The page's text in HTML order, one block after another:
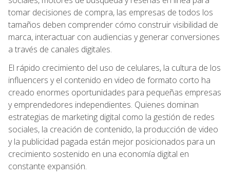
tomar decisiones de compra, las empresas de todos los
tamaños deben comprender cómo construir visibilidad de
marca, interactuar con audiencias y generar conversiones
a través de canales digitales.
El rápido crecimiento del uso de celulares, la cultura de los
influencers y el contenido en video de formato corto ha
creado enormes oportunidades para pequeñas empresas
y emprendedores independientes. Quienes dominan
estrategias de marketing digital como la gestión de redes
sociales, la creación de contenido, la producción de video
y la publicidad pagada están mejor posicionados para un
crecimiento sostenido en una economía digital en
constante expansión.